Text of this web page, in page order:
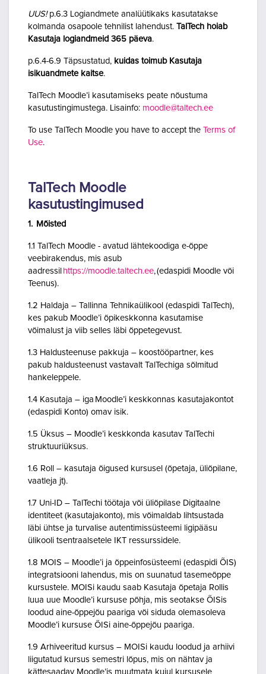
UUS!p.6.3 Logiandmete analüütikaks kasutatakse
kolmanda osapoole tehnilist lahendust. TalTech hoiab
Kasutaja logiandmeid 365 päeva.
p.6.4-6.9 Täpsustatud, kuidas toimub Kasutaja
isikuandmete kaitse.
TalTech Moodle’i kasutamiseks peate nõustuma
kasutustingimustega. Lisainfo: moodle@taltech.ee
To use TalTech Moodle you have to accept the Terms of
Use.
TalTech Moodle
kasutustingimused
1. Mõisted
1.1 TalTech Moodle - avatud lähtekoodiga e-õppe
veebirakendus, mis asub
aadressil https://moodle.taltech.ee, (edaspidi Moodle või
Teenus).
1.2 Haldaja – Tallinna Tehnikaülikool (edaspidi TalTech),
kes pakub Moodle’i õpikeskkonna kasutamise
võimalust ja viib selles läbi õppetegevust.
1.3 Haldusteenuse pakkuja – koostööpartner, kes
pakub haldusteenust vastavalt TalTechiga sõlmitud
hankeleppele.
1.4 Kasutaja – iga Moodle’i keskkonnas kasutajakontot
(edaspidi Konto) omav isik.
1.5 Üksus – Moodle’i keskkonda kasutav TalTechi
struktuuriüksus.
1.6 Roll – kasutaja õigused kursusel (õpetaja, üliõpilane,
vaatleja jt).
1.7 Uni-ID – TalTechi töötaja või üliõpilase Digitaalne
identiteet (kasutajakonto), mis võimaldab lihtsustada
läbi ühtse ja turvalise autentimissüsteemi ligipääsu
ülikooli tsentraalsetele IKT ressurssidele.
1.8 MOIS – Moodle’i ja õppeinfosüsteemi (edaspidi ÕIS)
integratsiooni lahendus, mis on suunatud tasemeõppe
kursustele. MOISi kaudu saab Kasutaja õpetaja Rollis
luua uue Moodle’i kursuse põhja, mis seotakse ÕISis
loodud aine-õppejõu paariga või siduda olemasoleva
Moodle’i kursuse ÕISi aine-õppejõu paariga.
1.9 Arhiveeritud kursus – MOISi kaudu loodud ja arhiivi
liigutatud kursus semestri lõpus, mis on nähtav ja
kättesaadav Moodle’is muutmata kujul kursusele